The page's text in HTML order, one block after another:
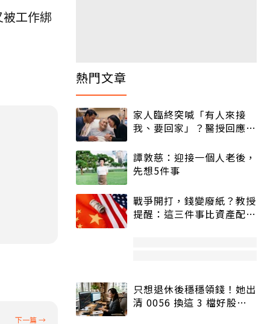
工作綁
熱門文章
家人臨終突喊「有人來接
我、要回家」？醫授回應方
譚敦慈：迎接一個人老後，
先想5件事
戰爭開打，錢變廢紙？教授
提醒：這三件事比資產配置
只想退休後穩穩領錢！她出
清 0056 換這 3 檔好股：